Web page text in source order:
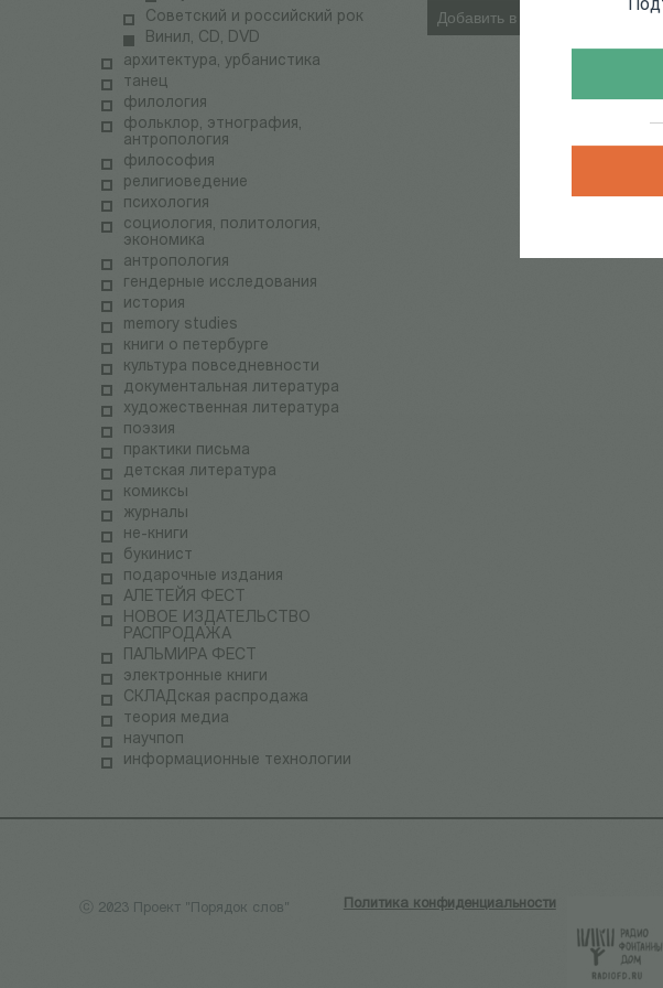
Советский и российский рок
Винил, CD, DVD
архитектура, урбанистика
танец
филология
фольклор, этнография,
антропология
философия
религиоведение
психология
социология, политология,
экономика
антропология
гендерные исследования
история
memory studies
книги о петербурге
культура повседневности
документальная литература
художественная литература
поэзия
практики письма
детская литература
комиксы
журналы
не-книги
букинист
подарочные издания
АЛЕТЕЙЯ ФЕСТ
НОВОЕ ИЗДАТЕЛЬСТВО
РАСПРОДАЖА
ПАЛЬМИРА ФЕСТ
электронные книги
СКЛАДская распродажа
теория медиа
научпоп
информационные технологии
Добавить в корзину
ⓒ 2023 Проект "Порядок слов" Политика конфиденциальности